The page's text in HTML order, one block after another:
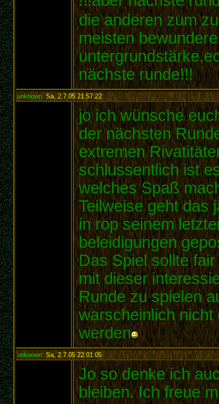
die anderen zum
meisten
nächste runde!!!
unknown, Sa, 2.7.05 21:57:22:
jo ich wünsche
der nächsten
extremen
schlussentlich ist
welches Spaß
Teilweise geht das
in rop seinem
beleidigungen
Das Spiel sollte
mit dieser
Runde zu spielen
warscheinlich nicht
werden
unknown, Sa, 2.7.05 22:01:05:
Jo so denke ich
bleiben. Ich freue